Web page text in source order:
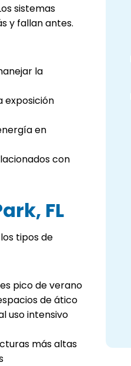
sistemas
y fallan antes.
la
exposición
en
con
FL
tipos de
pico de verano
de ático
uso intensivo
más altas